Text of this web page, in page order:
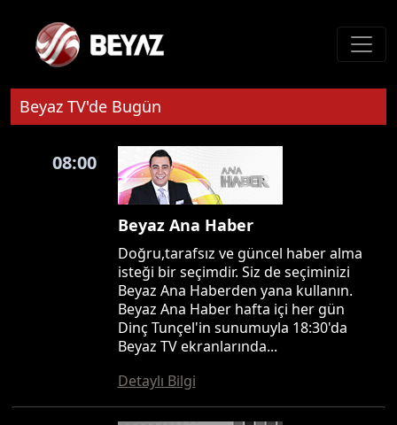
Beyaz TV'de Bugün
08:00
Beyaz Ana Haber
Doğru,tarafsız ve güncel haber alma
isteği bir seçimdir. Siz de seçiminizi
Beyaz Ana Haberden yana kullanın.
Beyaz Ana Haber hafta içi her gün
Dinç Tunçel'in sunumuyla 18:30'da
Beyaz TV ekranlarında...
Detaylı Bilgi